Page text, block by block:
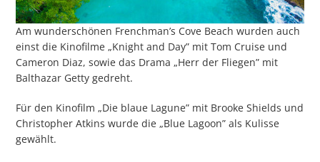
Am wunderschönen Frenchman’s Cove Beach wurden auch
einst die Kinofilme „Knight and Day” mit Tom Cruise und
Cameron Diaz, sowie das Drama „Herr der Fliegen” mit
Balthazar Getty gedreht.
Für den Kinofilm „Die blaue Lagune” mit Brooke Shields und
Christopher Atkins wurde die „Blue Lagoon” als Kulisse
gewählt.